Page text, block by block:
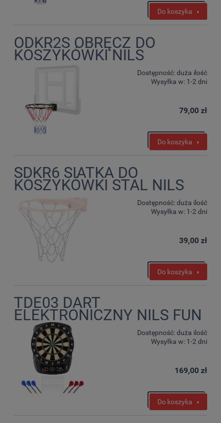
Do koszyka
ODKR2S OBRĘCZ DO
KOSZYKÓWKI NILS
Dostępność:duża ilość
Wysyłka w: 1-2 dni
79,00 zł
Do koszyka
SDKR6 SIATKA DO
KOSZYKÓWKI STAL NILS
Dostępność:duża ilość
Wysyłka w: 1-2 dni
39,00 zł
Do koszyka
TDE03 DART
ELEKTRONICZNY NILS FUN
Dostępność:duża ilość
Wysyłka w: 1-2 dni
169,00 zł
Do koszyka